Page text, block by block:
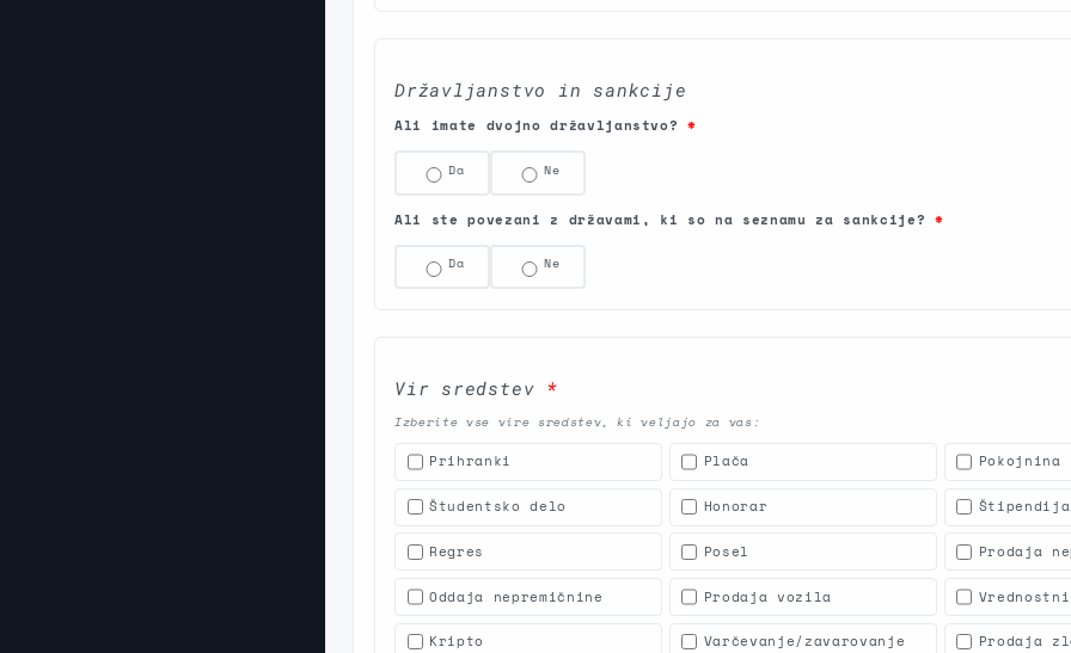
Državljanstvo in sankcije
Ali imate dvojno državljanstvo?*
Da Ne
Ali ste povezani z državami, ki so na seznamu za sankcije? *
Da Ne
Vir sredstev *
Izberite vse vire sredstev, ki veljajo za vas:
Prihranki Plača Pokojnina
Študentsko delo Honorar Štipendija
Regres Posel Prodaja
Oddaja nepremičnine Prodaja vozila
Kripto Varčevanje/zavarovanje Prodaja